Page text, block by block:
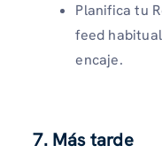
Planifica tu
feed
encaje.
7. Más tarde